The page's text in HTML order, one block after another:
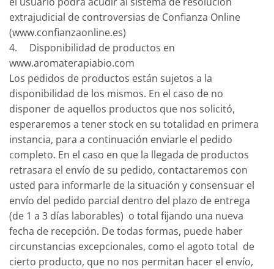
extrajudicial de controversias de Confianza Online
(www.confianzaonline.es)
4. Disponibilidad de productos en
www.aromaterapiabio.com
Los pedidos de productos están sujetos a la
disponibilidad de los mismos. En el caso de no
disponer de aquellos productos que nos solicitó,
esperaremos a tener stock en su totalidad en primera
instancia, para a continuación enviarle el pedido
completo. En el caso en que la llegada de productos
retrasara el envío de su pedido, contactaremos con
usted para informarle de la situación y consensuar el
envío del pedido parcial dentro del plazo de entrega
(de 1 a 3 días laborables) o total fijando una nueva
fecha de recepción. De todas formas, puede haber
circunstancias excepcionales, como el agoto total de
cierto producto, que no nos permitan hacer el envío,